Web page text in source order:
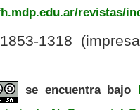
revistas/
1318
se encuentra bajo